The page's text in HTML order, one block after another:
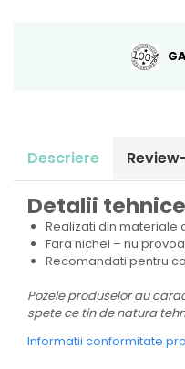
Descriere
Detalii
Realizati din materiale
Fara nichel – nu
Recomandati pentru
Pozele produselor au
spete ce tin de natura
Informatii conformitate